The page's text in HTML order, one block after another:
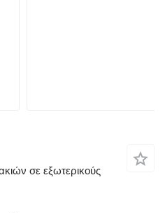
σε εξωτερικούς